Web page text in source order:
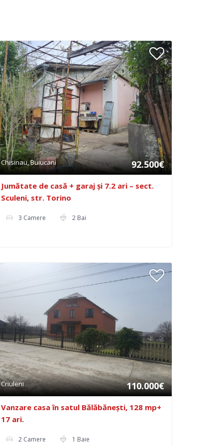
Chisinau, Buiucani 92.500€
Jumătate de casă + garaj și 7.2 ari – sect.
Sculeni, str. Torino
3 Camere 2 Bai
Criuleni 110.000€
Vanzare casa în satul Bălăbănești, 128 mp+
17 ari.
2 Camere 1 Baie